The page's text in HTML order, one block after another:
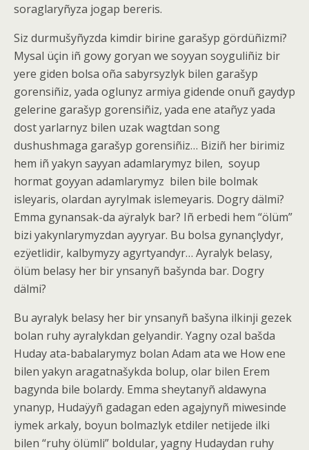
soraglaryñyza jogap bereris.
Siz durmušyñyzda kimdir birine garašyp gördüñizmi?
Mysal üçin iñ gowy goryan we soyyan soyguliñiz bir
yere giden bolsa oña sabyrsyzlyk bilen garašyp
gorensiñiz, yada oglunyz armiya gidende onuñ gaydyp
gelerine garašyp gorensiñiz, yada ene atañyz yada
dost yarlarnyz bilen uzak wagtdan song
dushushmaga garašyp gorensiñiz… Biziñ her birimiz
hem iñ yakyn sayyan adamlarymyz bilen, soyup
hormat goyyan adamlarymyz bilen bile bolmak
isleyaris, olardan ayrylmak islemeyaris. Dogry dälmi?
Emma gynansak-da aÿralyk bar? Iñ erbedi hem “ölüm”
bizi yakynlarymyzdan ayyryar. Bu bolsa gynançlydyr,
ezÿetlidir, kalbymyzy agyrtyandyr… Ayralyk belasy,
ölüm belasy her bir ynsanyñ bašynda bar. Dogry
dälmi?
Bu ayralyk belasy her bir ynsanyñ bašyna ilkinji gezek
bolan ruhy ayralykdan gelyandir. Yagny ozal bašda
Huday ata-babalarymyz bolan Adam ata we How ene
bilen yakyn aragatnašykda bolup, olar bilen Erem
bagynda bile bolardy. Emma sheytanyñ aldawyna
ynanyp, Hudaÿyñ gadagan eden agajynyñ miwesinde
iymek arkaly, boyun bolmazlyk etdiler netijede ilki
bilen “ruhy ölümli” boldular, yagny Hudaydan ruhy